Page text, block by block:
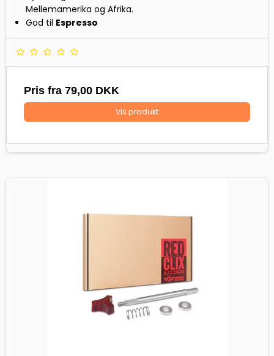
Mellemamerika og Afrika.
God til Espresso
Pris fra 79,00 DKK
Vis produkt